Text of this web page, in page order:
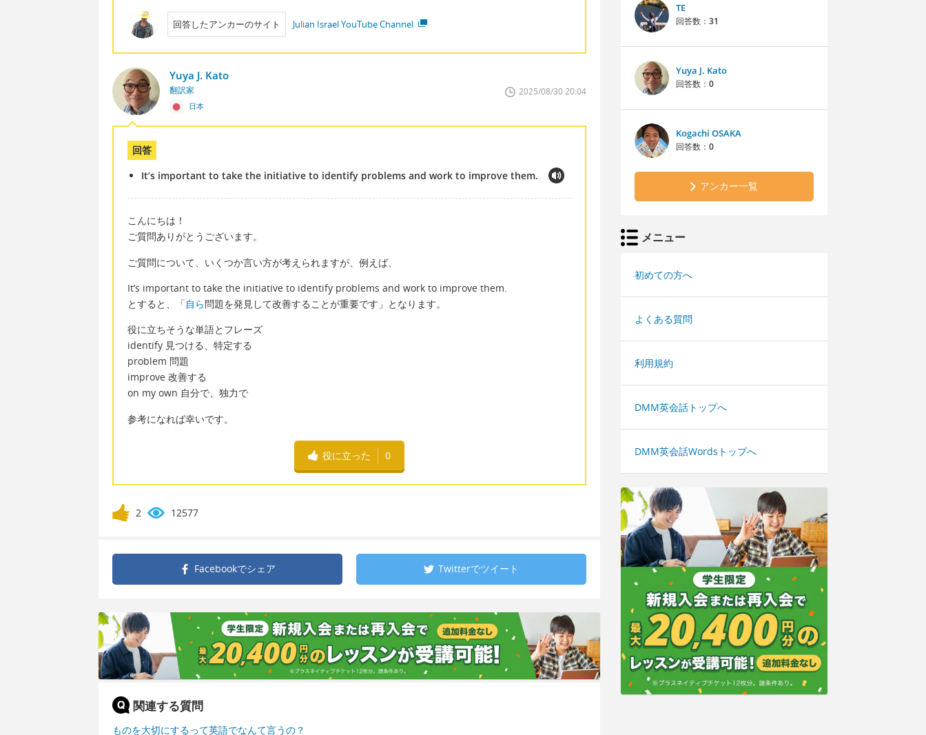
回答したアンカーのサイト Julian Israel YouTube Channel
Yuya J. Kato
翻訳家
日本
2025/08/30 20:04
回答
It’s important to take the initiative to identify problems and work to improve them.
こんにちは！
ご質問ありがとうございます。
ご質問について、いくつか言い方が考えられますが、例えば、
It’s important to take the initiative to identify problems and work to improve them.
とすると、「自ら問題を発見して改善することが重要です」となります。
役に立ちそうな単語とフレーズ
identify 見つける、特定する
problem 問題
improve 改善する
on my own 自分で、独力で
参考になれば幸いです。
役に立った 0
2 12577
Facebookでシェア Twitterでツイート
関連する質問
ものを大切にするって英語でなんて言うの？
TE
回答数： 31
Yuya J. Kato
回答数： 0
Kogachi OSAKA
回答数： 0
アンカー一覧
メニュー
初めての方へ
よくある質問
利用規約
DMM英会話トップへ
DMM英会話Wordsトップへ